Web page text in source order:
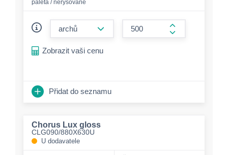
paleta / nerysované
form.increase-
Zobrazit vaši cenu
Přidat do seznamu
Chorus Lux gloss
CLG090/880X630U
U dodavatele